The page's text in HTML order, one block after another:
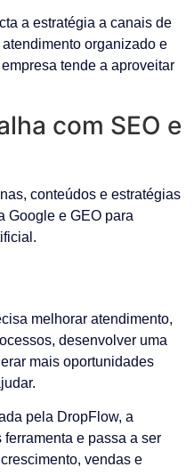
a estratégia a canais de
organizado e
tende a aproveitar
com SEO e
conteúdos e estratégias
Google e GEO para
melhorar atendimento,
desenvolver uma
mais oportunidades
pela DropFlow, a
e passa a ser
vendas e